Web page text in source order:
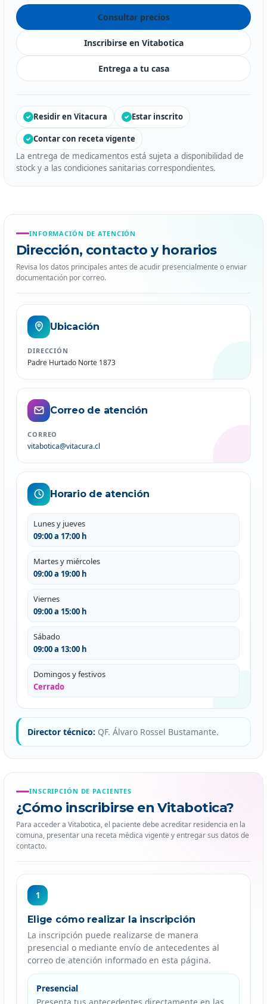
Consultar precios
Inscribirse en Vitabotica
Entrega a tu casa
Residir en Vitacura Estar inscrito
Contar con receta vigente
La entrega de medicamentos está sujeta a disponibilidad de
stock y a las condiciones sanitarias correspondientes.
INFORMACIÓN DE ATENCIÓN
Dirección, contacto y horarios
Revisa los datos principales antes de acudir presencialmente o enviar
documentación por correo.
Ubicación
DIRECCIÓN
Padre Hurtado Norte 1873
Correo de atención
CORREO
vitabotica@vitacura.cl
Horario de atención
Lunes y jueves
09:00 a 17:00 h
Martes y miércoles
09:00 a 19:00 h
Viernes
09:00 a 15:00 h
Sábado
09:00 a 13:00 h
Domingos y festivos
Cerrado
Director técnico: QF. Álvaro Rossel Bustamante.
INSCRIPCIÓN DE PACIENTES
¿Cómo inscribirse en Vitabotica?
Para acceder a Vitabotica, el paciente debe acreditar residencia en la
comuna, presentar una receta médica vigente y entregar sus datos de
contacto.
1
Elige cómo realizar la inscripción
La inscripción puede realizarse de manera
presencial o mediante envío de antecedentes al
correo de atención informado en esta página.
Presencial